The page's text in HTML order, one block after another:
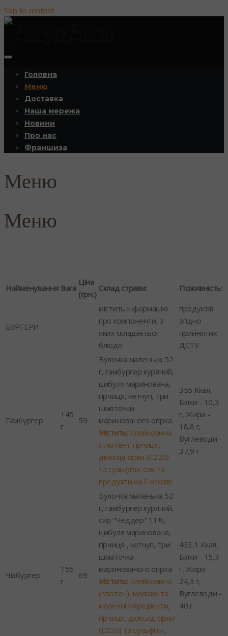
Skip to content
Головна
Меню
Доставка
Наша мережа
Новини
Про нас
Франшиза
Меню
Меню
Найменування Вага
Ціна
(грн.)
Склад страви: Поживність:
БУРГЕРИ
містить інформацію
про компоненти, з
яких складається
блюдо
продуктів
згідно
прийнятих
ДСТУ
Гамбургер
145
г
59
Булочка маленька 52
г, гамбургер курячий,
цибуля маринована,
гірчиця, кетчуп, три
шматочки
маринованого огірка
Містить:Клейковина
(глютен), гірчиця,
діоксид сірки (Е220)
та сульфіти, соя та
продукти на її основі
355 Ккал,
Білки - 10,3
г, Жири -
18,8 г,
Вуглеводи -
37,9 г
Чізбургер
155
г
69
Булочка маленька 52
г, гамбургер курячий,
сир "Чеддер" 11%,
цибуля маринована,
гірчиця , кетчуп, три
шматочка
маринованого огірка
Містить:Клейковина
(глютен), молоко та
молочні інгредієнти,
гірчиця, діоксид сірки
(Е220) та сульфіти,
433,1 Ккал,
Білки - 15,3
г, Жири -
24,3 г,
Вуглеводи -
40 г